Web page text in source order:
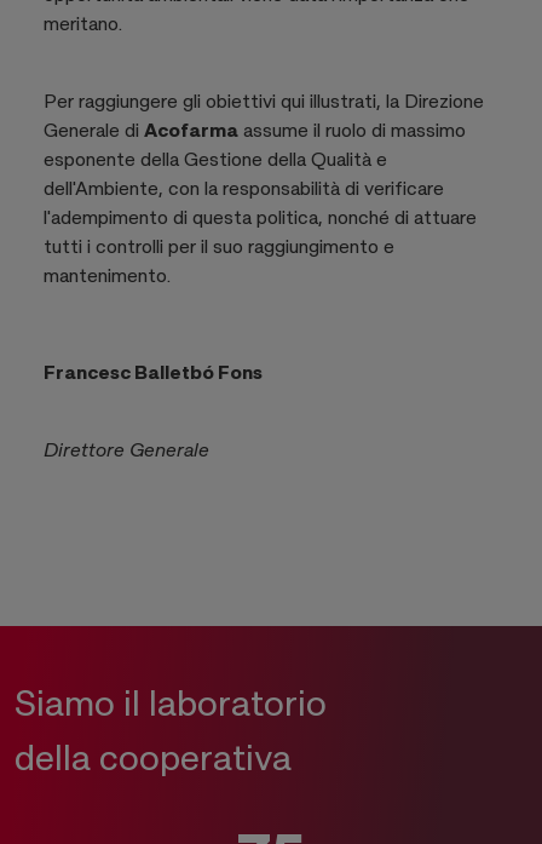
meritano.
Per raggiungere gli obiettivi qui illustrati, la Direzione
Generale di Acofarma assume il ruolo di massimo
esponente della Gestione della Qualità e
dell'Ambiente, con la responsabilità di verificare
l'adempimento di questa politica, nonché di attuare
tutti i controlli per il suo raggiungimento e
mantenimento.
Francesc Balletbó Fons
Direttore Generale
Siamo il laboratorio
della cooperativa